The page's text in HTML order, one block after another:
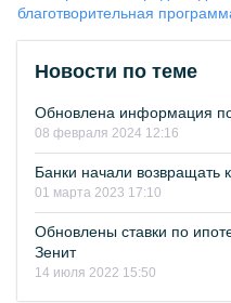
благотворительная
Новости по теме
Обновлена информация
08 февраля 2024 12:16
Банки начали возвращать
01 марта 2023 17:10
Обновлены ставки по
Зенит
14 июля 2022 15:50